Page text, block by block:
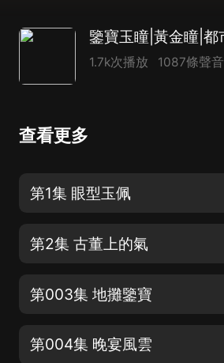
1.7k次播放 1087條聲音
查看更多
第1集 眼型玉佩
第2集 古董上的氣
第003集 地攤鑒寶
第004集 晚宴風雲